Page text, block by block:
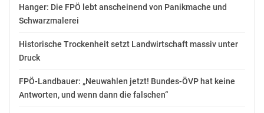
Hanger: Die FPÖ lebt anscheinend von Panikmache und
Schwarzmalerei
Historische Trockenheit setzt Landwirtschaft massiv unter
Druck
FPÖ-Landbauer: „Neuwahlen jetzt! Bundes-ÖVP hat keine
Antworten, und wenn dann die falschen“